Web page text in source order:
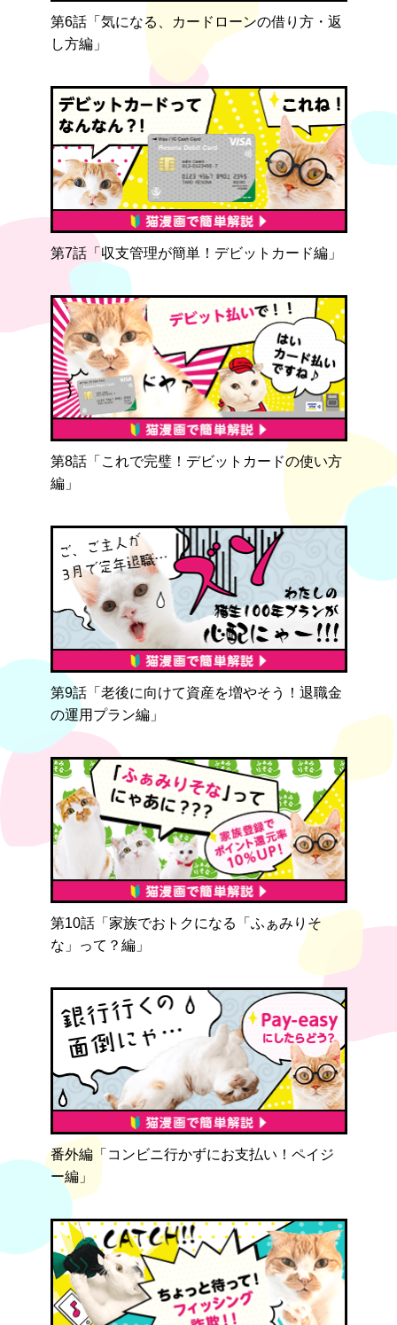
第6話「気になる、カードローンの借り方・返
し方編」
第7話「収支管理が簡単！デビットカード編」
第8話「これで完璧！デビットカードの使い方
編」
第9話「老後に向けて資産を増やそう！退職金
の運用プラン編」
第10話「家族でおトクになる「ふぁみりそ
な」って？編」
番外編「コンビニ行かずにお支払い！ペイジ
ー編」